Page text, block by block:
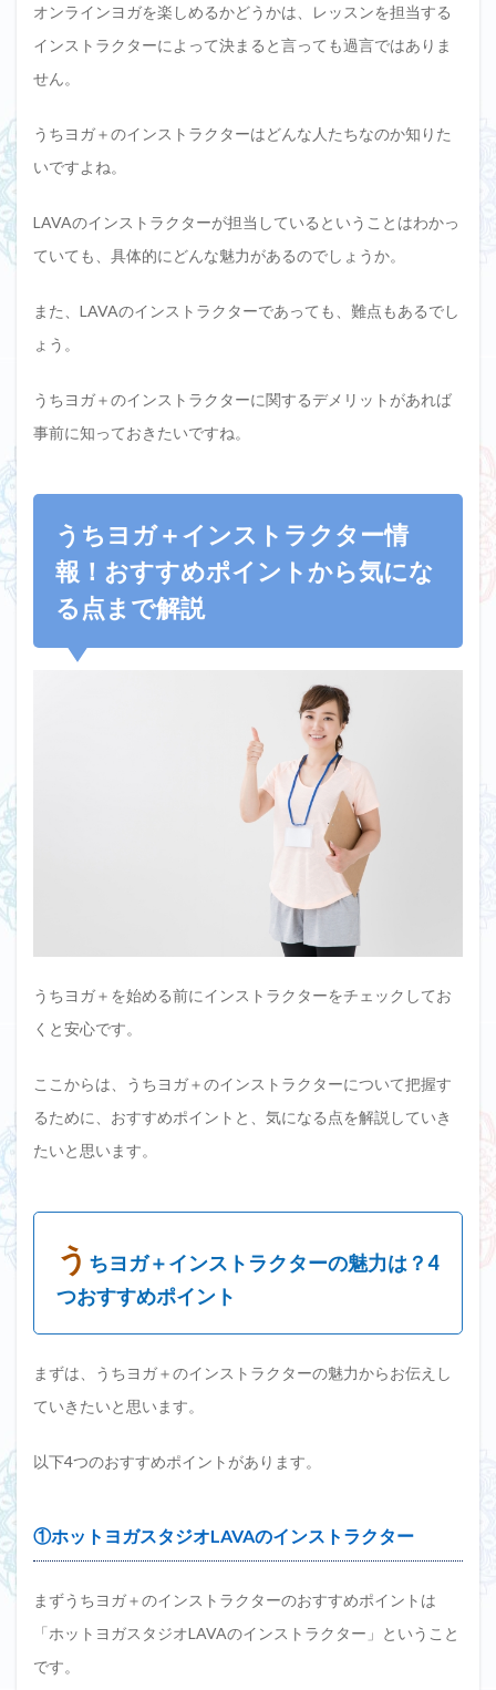
オンラインヨガを楽しめるかどうかは、レッスンを担当する
インストラクターによって決まると言っても過言ではありま
せん。
うちヨガ＋のインストラクターはどんな人たちなのか知りた
いですよね。
LAVAのインストラクターが担当しているということはわかっ
ていても、具体的にどんな魅力があるのでしょうか。
また、LAVAのインストラクターであっても、難点もあるでし
ょう。
うちヨガ＋のインストラクターに関するデメリットがあれば
事前に知っておきたいですね。
うちヨガ＋インストラクター情
報！おすすめポイントから気にな
る点まで解説
うちヨガ＋を始める前にインストラクターをチェックしてお
くと安心です。
ここからは、うちヨガ＋のインストラクターについて把握す
るために、おすすめポイントと、気になる点を解説していき
たいと思います。
う ちヨガ＋インストラクターの魅力は？4
つおすすめポイント
まずは、うちヨガ＋のインストラクターの魅力からお伝えし
ていきたいと思います。
以下4つのおすすめポイントがあります。
①ホットヨガスタジオLAVAのインストラクター
まずうちヨガ＋のインストラクターのおすすめポイントは
「ホットヨガスタジオLAVAのインストラクター」ということ
です。